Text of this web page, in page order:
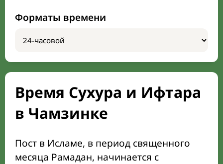
Форматы времени
Время Сухура и Ифтара
в Чамзинке
Пост в Исламе, в период священного
месяца Рамадан, начинается с